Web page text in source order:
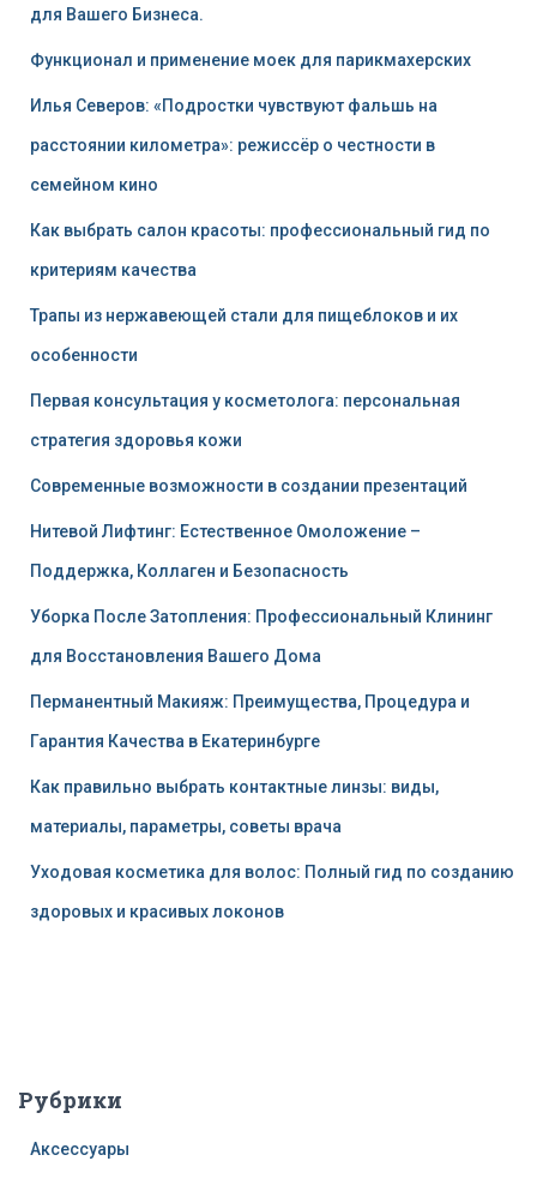
для Вашего Бизнеса.
Функционал и применение моек для парикмахерских
Илья Северов: «Подростки чувствуют фальшь на
расстоянии километра»: режиссёр о честности в
семейном кино
Как выбрать салон красоты: профессиональный гид по
критериям качества
Трапы из нержавеющей стали для пищеблоков и их
особенности
Первая консультация у косметолога: персональная
стратегия здоровья кожи
Современные возможности в создании презентаций
Нитевой Лифтинг: Естественное Омоложение –
Поддержка, Коллаген и Безопасность
Уборка После Затопления: Профессиональный Клининг
для Восстановления Вашего Дома
Перманентный Макияж: Преимущества, Процедура и
Гарантия Качества в Екатеринбурге
Как правильно выбрать контактные линзы: виды,
материалы, параметры, советы врача
Уходовая косметика для волос: Полный гид по созданию
здоровых и красивых локонов
Рубрики
Аксессуары